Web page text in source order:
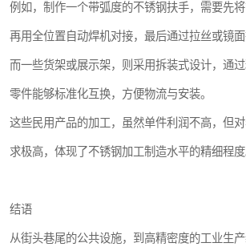
例如，制作一个带弧度的不锈钢扶手，需要先将
再用全位置自动焊机对接，最后通过拉丝或镜面
而一些货架或展示架，则采用拆装式设计，通
零件能够标准化互换，方便物流与安装。
这些民用产品的加工，虽然单件利润不高，但
求极高，体现了不锈钢加工制造水平的精细程度
结语
从街头巷尾的公共设施，到高精密度的工业生